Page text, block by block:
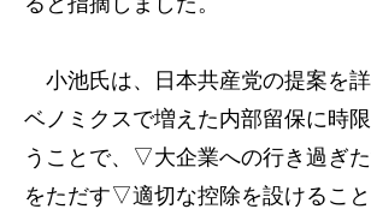
小池氏は、日本共産党の提案を
ベノミクスで増えた内部留保に時
うことで、▽大企業への行き過ぎ
をただす▽適切な控除を設けること